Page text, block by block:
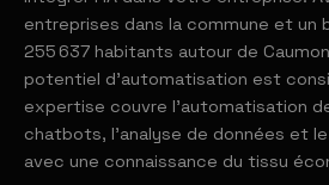
entreprises dans la commune et un
255 637 habitants autour de
potentiel d'automatisation est
expertise couvre l'automatisation
chatbots, l'analyse de données et
avec une connaissance du tissu